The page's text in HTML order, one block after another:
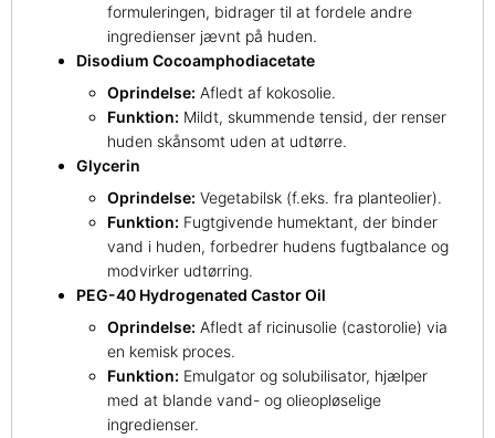
formuleringen, bidrager til at fordele andre
ingredienser jævnt på huden.
Disodium Cocoamphodiacetate
Oprindelse: Afledt af kokosolie.
Funktion: Mildt, skummende tensid, der renser
huden skånsomt uden at udtørre.
Glycerin
Oprindelse: Vegetabilsk (f.eks. fra planteolier).
Funktion: Fugtgivende humektant, der binder
vand i huden, forbedrer hudens fugtbalance og
modvirker udtørring.
PEG-40 Hydrogenated Castor Oil
Oprindelse: Afledt af ricinusolie (castorolie) via
en kemisk proces.
Funktion: Emulgator og solubilisator, hjælper
med at blande vand- og olieopløselige
ingredienser.